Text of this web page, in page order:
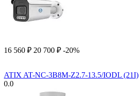
16 560 ₽ 20 700 ₽ -20%
ATIX AT-NC-3B8M-Z2.7-13.5/IODL (21I)
0.0